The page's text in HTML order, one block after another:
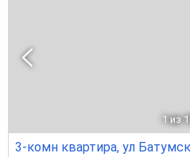
1 из
3-комн квартира, ул